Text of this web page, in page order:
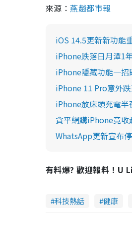
來源：燕趙都市報
iOS 14.5更新新功能
iPhone跌落日月潭1
iPhone隱藏功能一
iPhone 11 Pro意外
iPhone放床頭充電
貪平網購iPhone竟
WhatsApp更新宣布
有料爆? 歡迎報料！
科技熱話 健康